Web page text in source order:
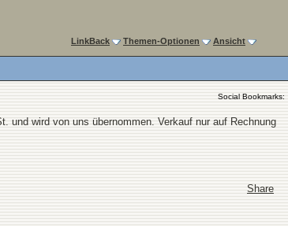
LinkBack Themen-Optionen Ansicht
Social Bookmarks:
und wird von uns übernommen. Verkauf nur auf Rechnung
Share